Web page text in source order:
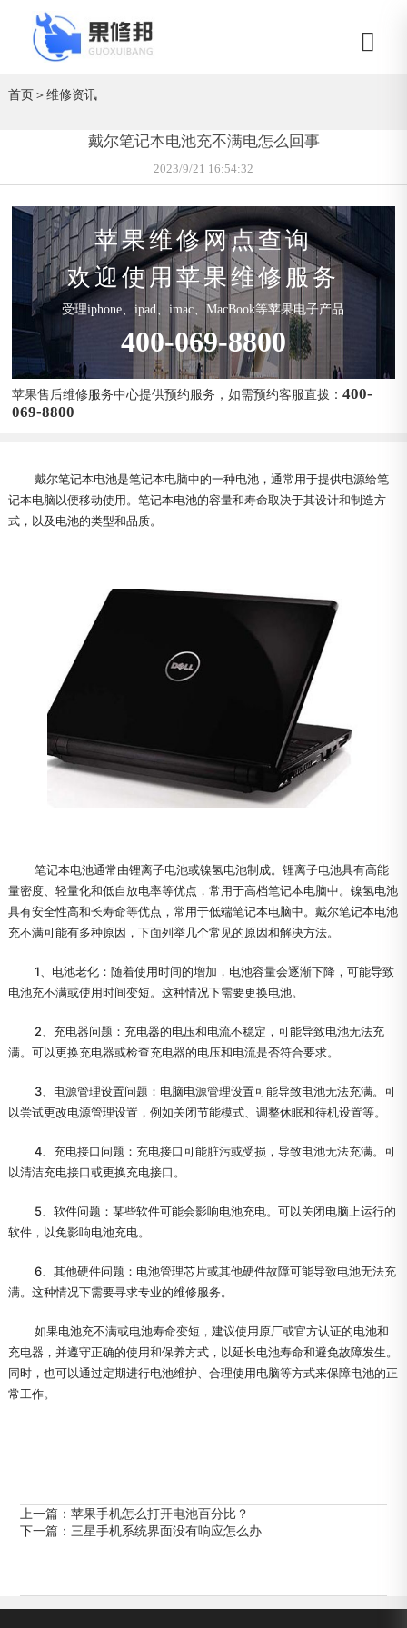
首页＞维修资讯
戴尔笔记本电池充不满电怎么回事
2023/9/21 16:54:32
苹果维修网点查询
欢迎使用苹果维修服务
受理iphone、ipad、imac、MacBook等苹果电子产品
400-069-8800
苹果售后维修服务中心提供预约服务，如需预约客服直拨：400-
069-8800
戴尔笔记本电池是笔记本电脑中的一种电池，通常用于提供电源给笔
记本电脑以便移动使用。笔记本电池的容量和寿命取决于其设计和制造方
式，以及电池的类型和品质。
笔记本电池通常由锂离子电池或镍氢电池制成。锂离子电池具有高能
量密度、轻量化和低自放电率等优点，常用于高档笔记本电脑中。镍氢电池
具有安全性高和长寿命等优点，常用于低端笔记本电脑中。戴尔笔记本电池
充不满可能有多种原因，下面列举几个常见的原因和解决方法。
1、电池老化：随着使用时间的增加，电池容量会逐渐下降，可能导致
电池充不满或使用时间变短。这种情况下需要更换电池。
2、充电器问题：充电器的电压和电流不稳定，可能导致电池无法充
满。可以更换充电器或检查充电器的电压和电流是否符合要求。
3、电源管理设置问题：电脑电源管理设置可能导致电池无法充满。可
以尝试更改电源管理设置，例如关闭节能模式、调整休眠和待机设置等。
4、充电接口问题：充电接口可能脏污或受损，导致电池无法充满。可
以清洁充电接口或更换充电接口。
5、软件问题：某些软件可能会影响电池充电。可以关闭电脑上运行的
软件，以免影响电池充电。
6、其他硬件问题：电池管理芯片或其他硬件故障可能导致电池无法充
满。这种情况下需要寻求专业的维修服务。
如果电池充不满或电池寿命变短，建议使用原厂或官方认证的电池和
充电器，并遵守正确的使用和保养方式，以延长电池寿命和避免故障发生。
同时，也可以通过定期进行电池维护、合理使用电脑等方式来保障电池的正
常工作。
上一篇：苹果手机怎么打开电池百分比？
下一篇： 三星手机系统界面没有响应怎么办